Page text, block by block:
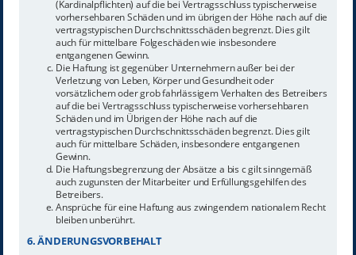
(Kardinalpflichten) auf die bei Vertragsschluss typischerweise
vorhersehbaren Schäden und im übrigen der Höhe nach auf die
vertragstypischen Durchschnittsschäden begrenzt. Dies gilt
auch für mittelbare Folgeschäden wie insbesondere
entgangenen Gewinn.
Die Haftung ist gegenüber Unternehmern außer bei der
Verletzung von Leben, Körper und Gesundheit oder
vorsätzlichem oder grob fahrlässigem Verhalten des Betreibers
auf die bei Vertragsschluss typischerweise vorhersehbaren
Schäden und im Übrigen der Höhe nach auf die
vertragstypischen Durchschnittsschäden begrenzt. Dies gilt
auch für mittelbare Schäden, insbesondere entgangenen
Gewinn.
Die Haftungsbegrenzung der Absätze a bis c gilt sinngemäß
auch zugunsten der Mitarbeiter und Erfüllungsgehilfen des
Betreibers.
Ansprüche für eine Haftung aus zwingendem nationalem Recht
bleiben unberührt.
6. ÄNDERUNGSVORBEHALT